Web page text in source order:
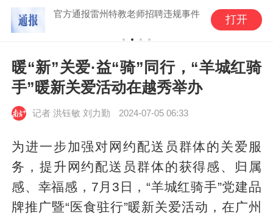
官方通报雷州特教老师招聘违规事件 打开
暖“新”关爱·益“骑”同行，“羊城红骑
手”暖新关爱活动在越秀举办
记者 洪钰敏 刘力勤 2024-07-05 06:33
为进一步加强对网约配送员群体的关爱服
务，提升网约配送员群体的获得感、归属
感、幸福感，7月3日，“羊城红骑手”党建品
牌推广暨“医食驻行”暖新关爱活动，在广州